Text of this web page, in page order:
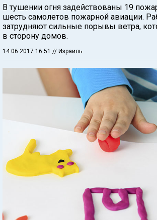
В тушении огня задействованы 19
шесть самолетов пожарной авиации.
затрудняют сильные порывы ветра,
в сторону домов.
14.06.2017 16:51 // Израиль